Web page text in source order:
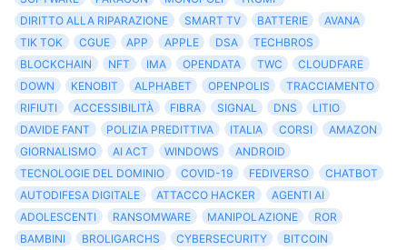
DIRITTO ALLA RIPARAZIONE
SMART TV BATTERIE
AVANA
TIK TOK
CGUE APP APPLE DSA
TECHBROS
BLOCKCHAIN
NFT IMA OPENDATA TWC
CLOUDFARE
DOWN
KENOBIT ALPHABET OPENPOLIS
TRACCIAMENTO
RIFIUTI
ACCESSIBILITÀ FIBRA SIGNAL DNS
LITIO
DAVIDE FANT
POLIZIA PREDITTIVA ITALIA CORSI
AMAZON
GIORNALISMO
AI ACT WINDOWS
ANDROID
TECNOLOGIE DEL DOMINIO
COVID-19 FEDIVERSO
CHATBOT
AUTODIFESA DIGITALE
ATTACCO HACKER
AGENTI AI
ADOLESCENTI
RANSOMWARE MANIPOLAZIONE
ROR
BAMBINI
BROLIGARCHS CYBERSECURITY
BITCOIN